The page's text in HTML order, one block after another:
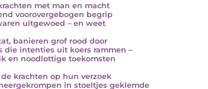
met man en macht
voorovergebogen begrip
uitgewoed – en weet
banieren grof rood door
die intenties uit koers rammen –
en noodlottige toekomsten
krachten op hun verzoek
in stoeltjes geklemde